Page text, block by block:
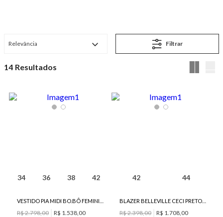
Relevância Filtrar
14
34 36 38 42
R$2.798,00 R$ 1 538 00
42 44
R$2.398,00 R$ 1 708 00